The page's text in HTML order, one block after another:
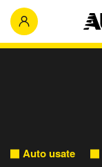
Auto usate